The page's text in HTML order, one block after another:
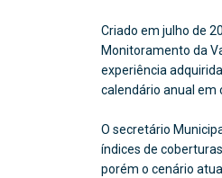
Criado em julho de
Monitoramento da
experiência
calendário anual em
O secretário
índices de
porém o cenário